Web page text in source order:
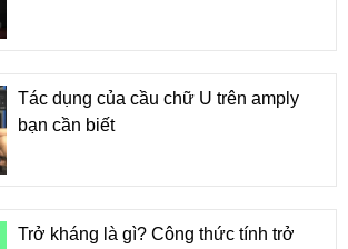
Tác dụng của cầu chữ U trên amply
bạn cần biết
Trở kháng là gì? Công thức tính trở